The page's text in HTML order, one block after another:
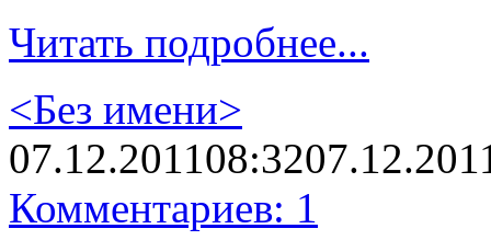
Читать подробнее...
<Без имени>
07.12.201108:32
Комментариев: 1